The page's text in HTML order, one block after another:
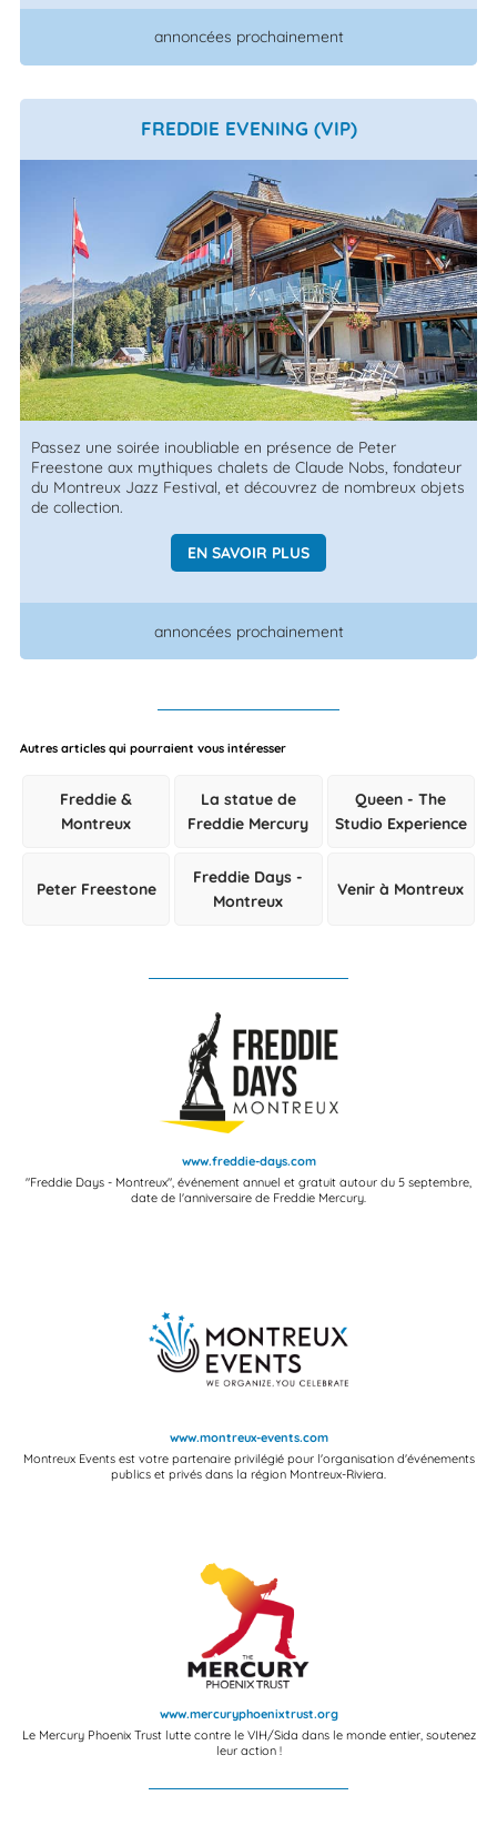
annoncées prochainement
FREDDIE EVENING (VIP)
Passez une soirée inoubliable en présence de Peter
Freestone aux mythiques chalets de Claude Nobs, fondateur
du Montreux Jazz Festival, et découvrez de nombreux objets
de collection.
EN SAVOIR PLUS
annoncées prochainement
Autres articles qui pourraient vous intéresser
Freddie &
Montreux
La statue de
Freddie Mercury
Queen - The
Studio Experience
Peter Freestone
Freddie Days -
Montreux
Venir à Montreux
www.freddie-days.com
"Freddie Days - Montreux", événement annuel et gratuit autour du 5 septembre,
date de l'anniversaire de Freddie Mercury.
www.montreux-events.com
Montreux Events est votre partenaire privilégié pour l'organisation d'événements
publics et privés dans la région Montreux-Riviera.
www.mercuryphoenixtrust.org
Le Mercury Phoenix Trust lutte contre le VIH/Sida dans le monde entier, soutenez
leur action !